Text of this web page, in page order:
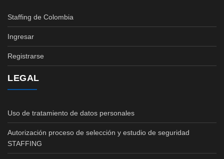
Staffing de Colombia
Ingresar
Registrarse
LEGAL
Uso de tratamiento de datos personales
Autorización proceso de selección y estudio de seguridad
STAFFING